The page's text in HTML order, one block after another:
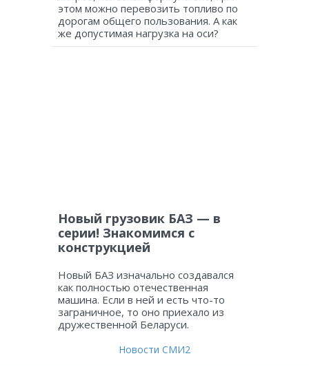
этом можно перевозить топливо по
дорогам общего пользования. А как
же допустимая нагрузка на оси?
Новый грузовик БАЗ — в
серии! Знакомимся с
конструкцией
Новый БАЗ изначально создавался
как полностью отечественная
машина. Если в ней и есть что-то
заграничное, то оно приехало из
дружественной Беларуси.
Новости СМИ2